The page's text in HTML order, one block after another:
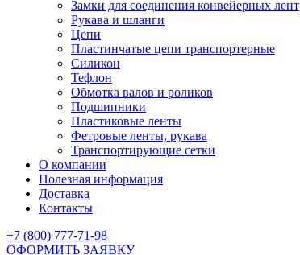
Замки для соединения конвейерных лент
Рукава и шланги
Цепи
Пластинчатые цепи транспортерные
Силикон
Тефлон
Обмотка валов и роликов
Подшипники
Пластиковые ленты
Фетровые ленты, рукава
Транспортирующие сетки
О компании
Полезная информация
Доставка
Контакты
+7 (800) 777-71-98
ОФОРМИТЬ ЗАЯВКУ